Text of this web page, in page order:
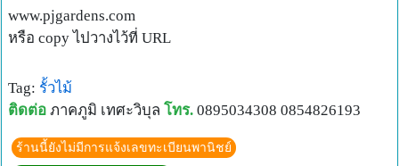
www.pjgardens.com
หรือ copy ไปวางไว้ที่ URL
Tag: รั้วไม้
ติดต่อ ภาคภูมิ เทศะวิบุล โทร. 0895034308 0854826193
ร้านนี้ยังไม่มีการแจ้งเลขทะเบียนพานิชย์